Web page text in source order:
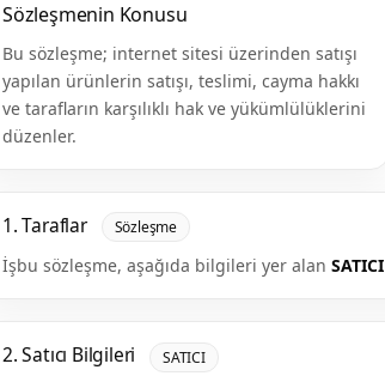
Sözleşmenin Konusu
Bu sözleşme; internet sitesi üzerinden satışı
yapılan ürünlerin satışı, teslimi, cayma hakkı
ve tarafların karşılıklı hak ve yükümlülüklerini
düzenler.
1. Taraflar Sözleşme
İşbu sözleşme, aşağıda bilgileri yer alan SATICI
2. Satıcı Bilgileri SATICI